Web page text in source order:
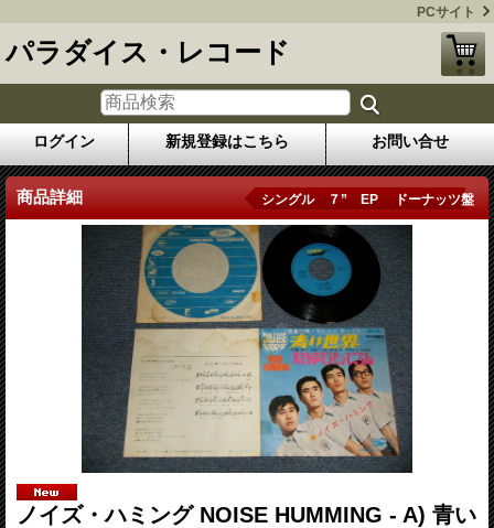
PCサイト
パラダイス・レコード
ログイン 新規登録はこちら お問い合せ
商品詳細 シングル ７” EP ドーナッツ盤
ノイズ・ハミング NOISE HUMMING - A) 青い